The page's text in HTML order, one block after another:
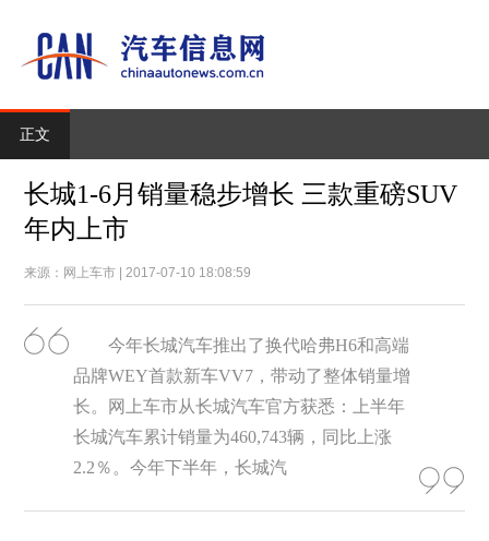
正文
长城1-6月销量稳步增长 三款重磅SUV
年内上市
来源：网上车市 | 2017-07-10 18:08:59
今年长城汽车推出了换代哈弗H6和高端
品牌WEY首款新车VV7，带动了整体销量增
长。网上车市从长城汽车官方获悉：上半年
长城汽车累计销量为460,743辆，同比上涨
2.2％。今年下半年，长城汽